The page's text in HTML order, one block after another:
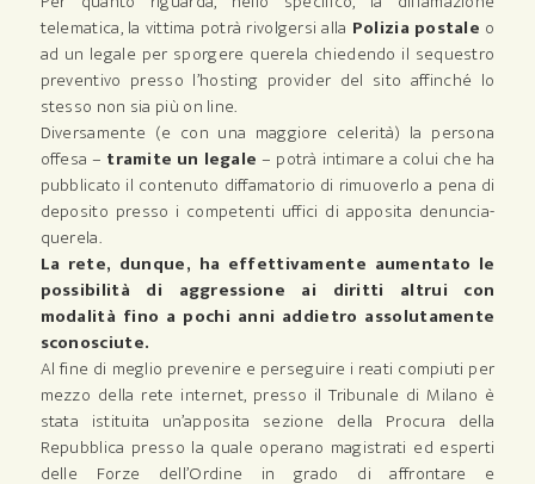
telematica, la vittima potrà rivolgersi alla Polizia postale o
ad un legale per sporgere querela chiedendo il sequestro
preventivo presso l’hosting provider del sito affinché lo
stesso non sia più on line.
Diversamente (e con una maggiore celerità) la persona
offesa – tramite un legale – potrà intimare a colui che ha
pubblicato il contenuto diffamatorio di rimuoverlo a pena di
deposito presso i competenti uffici di apposita denuncia-
querela.
La rete, dunque, ha effettivamente aumentato le
possibilità di aggressione ai diritti altrui con
modalità fino a pochi anni addietro assolutamente
sconosciute.
Al fine di meglio prevenire e perseguire i reati compiuti per
mezzo della rete internet, presso il Tribunale di Milano è
stata istituita un’apposita sezione della Procura della
Repubblica presso la quale operano magistrati ed esperti
delle Forze dell’Ordine in grado di affrontare e